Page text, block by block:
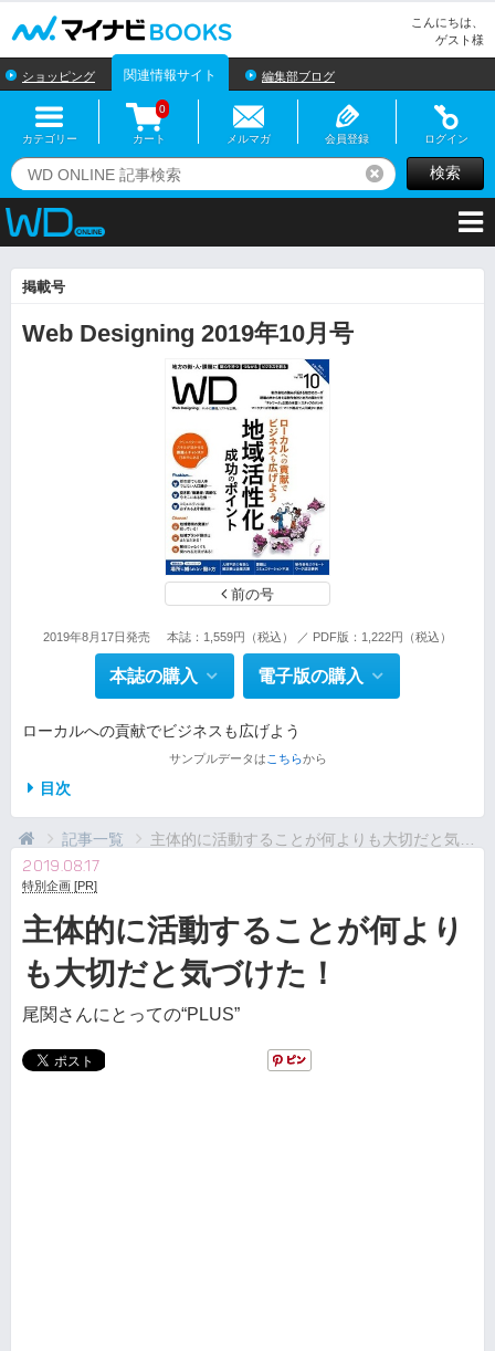
こんにちは、
ゲスト様
ショッピング 関連情報サイト 編集部ブログ
カテゴリー カート
0
メルマガ 会員登録 ログイン
リセット検索
掲載号
Web Designing 2019年10月号
前の号
2019年8月17日発売 本誌：1,559円（税込） ／ PDF版：1,222円（税込）
本誌の購入 電子版の購入
ローカルへの貢献でビジネスも広げよう
サンプルデータは こちらから
目次
記事一覧 主体的に活動することが何よりも大切だと気づけた！
2019.08.17
特別企画 [PR]
主体的に活動することが何より
も大切だと気づけた！
尾関さんにとっての“PLUS”